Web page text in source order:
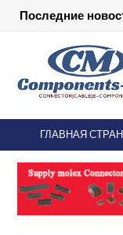
Последние
ГЛАВНАЯ